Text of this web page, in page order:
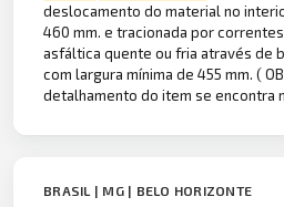
deslocamento do material no
460 mm. e tracionada por
asfáltica quente ou fria através de
com largura mínima de 455 mm. (
detalhamento do item se encontra
BRASIL | MG | BELO HORIZONTE